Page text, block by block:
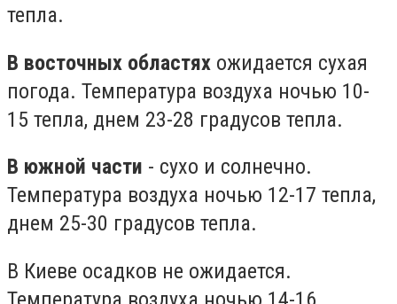
тепла.
В восточных областях ожидается сухая
погода. Температура воздуха ночью 10-
15 тепла, днем ​​23-28 градусов тепла.
В южной части - сухо и солнечно.
Температура воздуха ночью 12-17 тепла,
днем ​​25-30 градусов тепла.
В Киеве осадков не ожидается.